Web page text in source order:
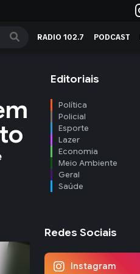
RADIO 102.7 PODCAST
Editoriais
Política
Policial
Esporte
Lazer
Economia
Meio Ambiente
Geral
Saúde
Redes Sociais
Instagram